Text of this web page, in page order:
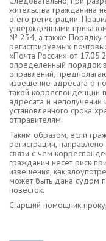
жительства гражданина
о его регистрации.
утвержденными
№ 234, а также Порядку
регистрируемых
«Почта России» от
определенный порядок
оправлений,
извещение адресата о
такой корреспонденции
адресата и неполучении
установленного срока
отправителям.
Таким образом, если
регистрации,
связи с чем
гражданин несет риск
извещения, как
может быть дана судом
повесток.
Старший помощник